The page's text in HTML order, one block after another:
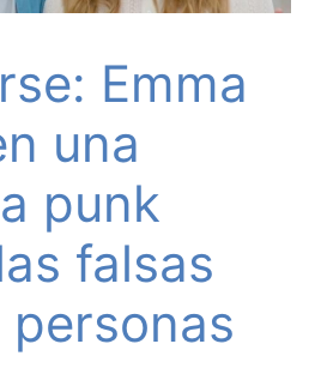
Emma
una
punk
falsas
personas